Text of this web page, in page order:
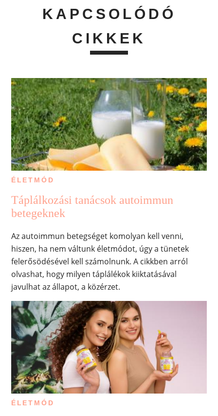
KAPCSOLÓDÓ
CIKKEK
ÉLETMÓD
Táplálkozási tanácsok autoimmun
betegeknek
Az autoimmun betegséget komolyan kell venni,
hiszen, ha nem váltunk életmódot, úgy a tünetek
felerősödésével kell számolnunk. A cikkben arról
olvashat, hogy milyen táplálékok kiiktatásával
javulhat az állapot, a közérzet.
ÉLETMÓD